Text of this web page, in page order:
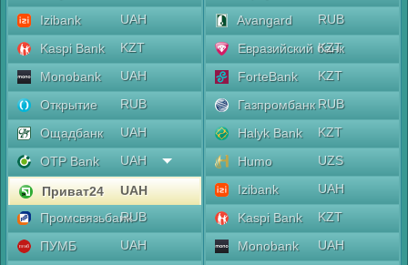
Izibank
UAH
Kaspi Bank
KZT
Monobank
UAH
Открытие
RUB
Ощадбанк
UAH
OTP Bank
UAH
Приват24
UAH
ПромсвязьбанкRUB
ПУМБ
UAH
Avangard
RUB
Евразийский банк
KZT
ForteBank
KZT
Газпромбанк RUB
Halyk Bank
KZT
Humo
UZS
Izibank
UAH
Kaspi Bank
KZT
Monobank
UAH